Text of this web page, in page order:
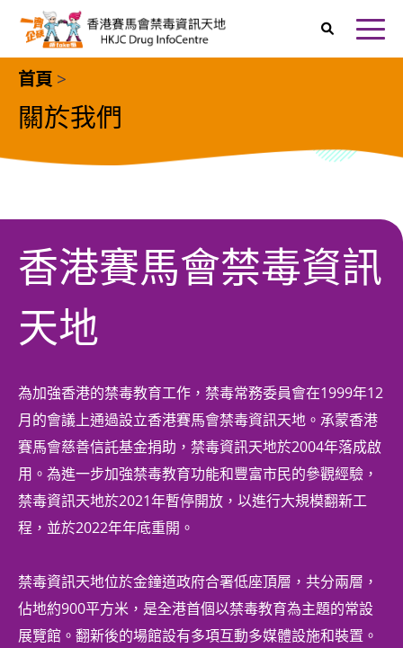
跳至主內容
打開
首頁 >
關於我們
香港賽馬會禁毒資訊
天地
為加強香港的禁毒教育工作，禁毒常務委員會在1999年12
月的會議上通過設立香港賽馬會禁毒資訊天地。承蒙香港
賽馬會慈善信託基金捐助，禁毒資訊天地於2004年落成啟
用。為進一步加強禁毒教育功能和豐富市民的參觀經驗，
禁毒資訊天地於2021年暫停開放，以進行大規模翻新工
程，並於2022年年底重開。
禁毒資訊天地位於金鐘道政府合署低座頂層，共分兩層，
佔地約900平方米，是全港首個以禁毒教育為主題的常設
展覽館。翻新後的場館設有多項互動多媒體設施和裝置。